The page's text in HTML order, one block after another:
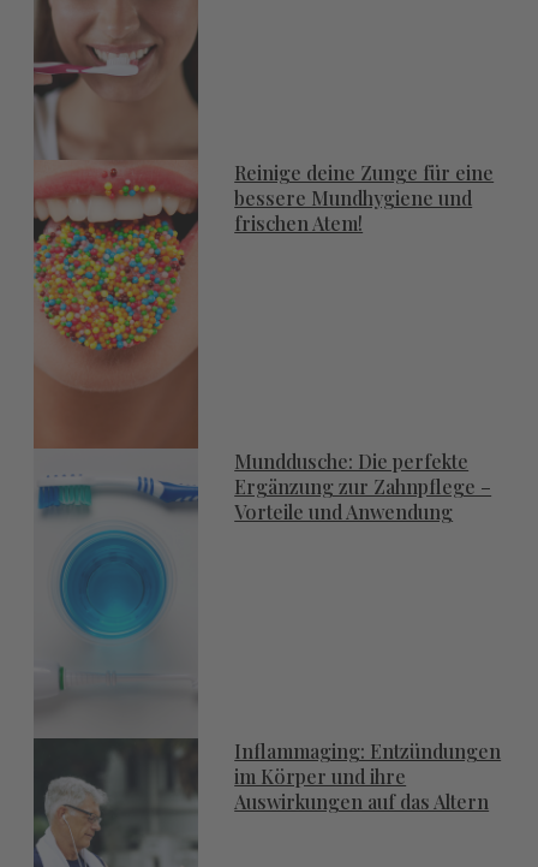
Reinige deine Zunge für eine
bessere Mundhygiene und
frischen Atem!
Munddusche: Die perfekte
Ergänzung zur Zahnpflege –
Vorteile und Anwendung
Inflammaging: Entzündungen
im Körper und ihre
Auswirkungen auf das Altern